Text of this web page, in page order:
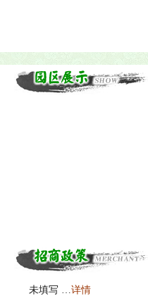
未填写 …详情